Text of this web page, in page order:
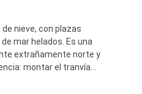
nieve, con plazas
mar helados. Es una
extrañamente norte y
montar el tranvía